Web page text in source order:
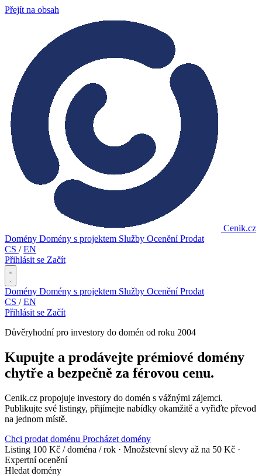
Přejít na obsah
Cenik.cz
Domény Domény s projektem Služby OceněníProdat
CS / EN
Přihlásit se Začít
Domény Domény s projektem Služby OceněníProdat
CS / EN
Přihlásit se Začít
Důvěryhodní pro investory do domén od roku 2004
Kupujte a prodávejte prémiové domény
chytře a bezpečně za férovou cenu.
Cenik.cz propojuje investory do domén s vážnými zájemci.
Publikujte své listingy, přijímejte nabídky okamžitě a vyřiďte převod
na jednom místě.
Chci prodat doménu Procházet domény
Listing 100 Kč / doména / rok · Množstevní slevy až na 50 Kč ·
Expertní ocenění
Hledat domény